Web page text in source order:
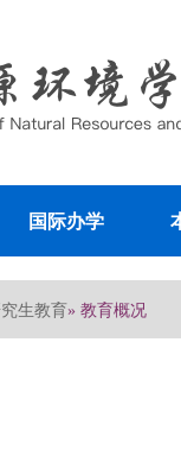
国际办学
生教育» 教育概况